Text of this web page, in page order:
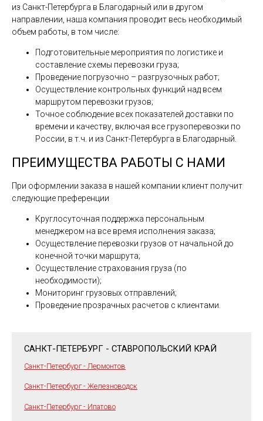
из Санкт-Петербурга в Благодарный или в другом
направлении, наша компания проводит весь необходимый
объем работы, в том числе:
Подготовительные мероприятия по логистике и
составление схемы перевозки груза;
Проведение погрузочно – разгрузочных работ;
Осуществление контрольных функций над всем
маршрутом перевозки грузов;
Точное соблюдение всех показателей доставки по
времени и качеству, включая все грузоперевозки по
России, в т.ч. и из Санкт-Петербурга в Благодарный.
ПРЕИМУЩЕСТВА РАБОТЫ С НАМИ
При оформлении заказа в нашей компании клиент получит
следующие преференции
Круглосуточная поддержка персональным
менеджером на все время исполнения заказа;
Осуществление перевозки грузов от начальной до
конечной точки маршрута;
Осуществление страхования груза (по
необходимости);
Мониторинг грузовых отправлений;
Проведение прозрачных расчетов с клиентами.
САНКТ-ПЕТЕРБУРГ - СТАВРОПОЛЬСКИЙ КРАЙ
Санкт-Петербург - Лермонтов
Санкт-Петербург - Железноводск
Санкт-Петербург - Ипатово